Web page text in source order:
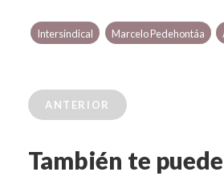
Intersindical Marcelo Pedehontáa
ANTERIOR
También te